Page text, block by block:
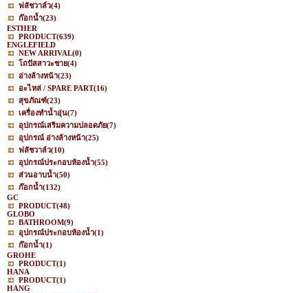
ฟลัชวาล์ว(4)
ก๊อกน้ำ(23)
ESTHER
PRODUCT(639)
ENGLEFIELD
NEW ARRIVAL(0)
โถปัสสาวะชาย(4)
อ่างล้างหน้า(23)
อะไหล่ / SPARE PART(16)
สุขภัณฑ์(23)
เครื่องทำน้ำอุ่น(7)
อุปกรณ์เสริมความปลอดภัย(7)
อุปกรณ์ อ่างล้างหน้า(25)
ฟลัชวาล์ว(10)
อุปกรณ์ประกอบห้องน้ำ(55)
ส่วนอาบน้ำ(50)
ก๊อกน้ำ(132)
GC
PRODUCT(48)
GLOBO
BATHROOM(9)
อุปกรณ์ประกอบห้องน้ำ(1)
ก๊อกน้ำ(1)
GROHE
PRODUCT(1)
HANA
PRODUCT(1)
HANG